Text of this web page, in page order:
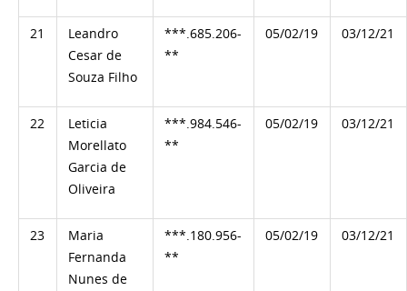
21
Leandro
Cesar de
Souza Filho
***.685.206-
**
05/02/19 03/12/21
22
Leticia
Morellato
Garcia de
Oliveira
***.984.546-
**
05/02/19 03/12/21
23
Maria
Fernanda
Nunes de
***.180.956-
**
05/02/19 03/12/21